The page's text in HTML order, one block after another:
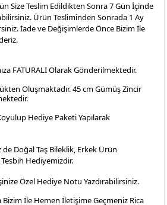
Size Teslim Edildikten Sonra 7 Gün İçinde
Ürün Tesliminden Sonrada 1 Ay
İade ve Değişimlerde Önce Bizim İle
FATURALI Olarak Gönderilmektedir.
Oluşmaktadır. 45 cm Gümüş Zincir
Hediye Paketi Yapılarak
Doğal Taş Bileklik, Erkek Ürün
Hediyemizdir.
Özel Hediye Notu Yazdırabilirsiniz.
Bizim İle Hemen İletişime Geçmeniz Rica